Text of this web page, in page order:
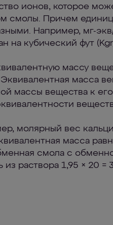
ионов, которое
смолы. Причем
Например, мг-
на кубический фут
массу
масса
массы вещества к
молярный вес
масса
смола с
из раствора 1,95 × 20